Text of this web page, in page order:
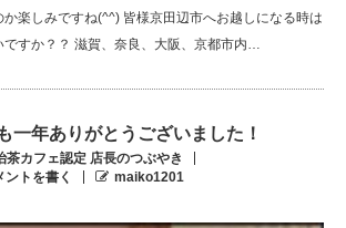
楽しみですね(^^) 皆様京田辺市へお越しになる時は
ですか？？ 滋賀、奈良、大阪、京都市内…
一年ありがとうございました！
茶カフェ認定 店長のつぶやき
ントを書く
maiko1201